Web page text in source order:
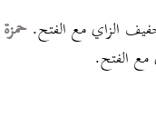
الزاي مع الفتح.
مع الفتح.